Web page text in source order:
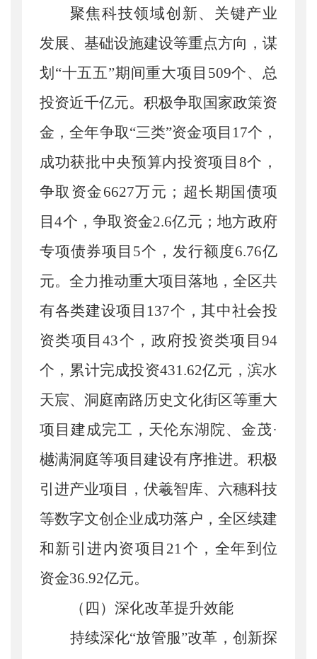
聚焦科技领域创新、关键产业
发展、基础设施建设等重点方向，谋
划 “十五五”期间重大项目509个、总
投资近千亿元。积极争取国家政策资
金，全年争取“三类”资金项目17个，
成功获批中央预算内投资项目8个，
争取资金6627万元；超长期国债项
目4个，争取资金2.6亿元；地方政府
专项债券项目5个，发行额度6.76亿
元。全力推动重大项目落地，全区共
有各类建设项目137个，其中社会投
资类项目43个，政府投资类项目94
个，累计完成投资431.62亿元，滨水
天宸、洞庭南路历史文化街区等重大
项目建成完工， 天伦东湖院、金茂·
樾满洞庭等项目建设有序推进。 积极
引进产业项目，伏羲智库、六穗科技
等数字文创企业成功落户，全区续建
和新引进内资项目 21个，全年到位
资金36.92亿元。
（四）深化改革提升效能
持续深化“放管服”改革，创新探